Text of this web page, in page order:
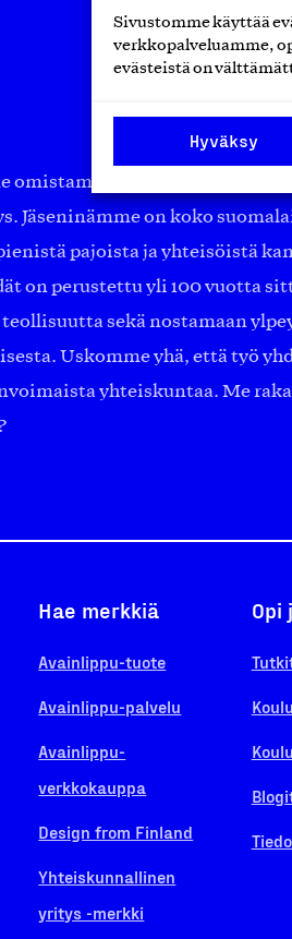
Sivustomme käyttää
verkkopalveluamme,
evästeistä on
Hyväksy
omistama puolueeton,
Jäseninämme on koko
pajoista ja yhteisöistä
on perustettu yli 100 vuotta
sekä nostamaan
Uskomme yhä, että työ
yhteiskuntaa. Me
Hae merkkiä
Avainlippu-tuote
Avainlippu-palvelu
Avainlippu-
verkkokauppa
Design from Finland
Yhteiskunnallinen
yritys -merkki
Opi